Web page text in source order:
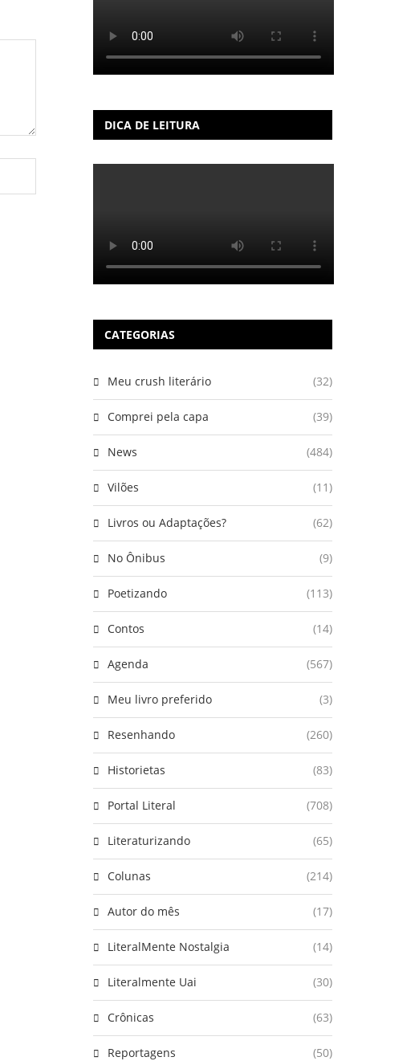
DICA DE LEITURA
CATEGORIAS
Meu crush literário (32)
Comprei pela capa (39)
News (484)
Vilões (11)
Livros ou Adaptações? (62)
No Ônibus (9)
Poetizando (113)
Contos (14)
Agenda (567)
Meu livro preferido (3)
Resenhando (260)
Historietas (83)
Portal Literal (708)
Literaturizando (65)
Colunas (214)
Autor do mês (17)
LiteralMente Nostalgia (14)
Literalmente Uai (30)
Crônicas (63)
Reportagens (50)